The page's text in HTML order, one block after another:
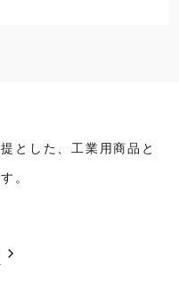
とした、工業用商品と
。